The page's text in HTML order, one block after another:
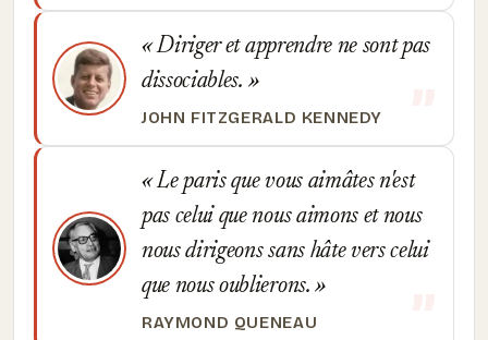
Diriger et apprendre ne sont pas
dissociables.
JOHN FITZGERALD KENNEDY
Le paris que vous aimâtes n'est
pas celui que nous aimons et nous
nous dirigeons sans hâte vers celui
que nous oublierons.
RAYMOND QUENEAU